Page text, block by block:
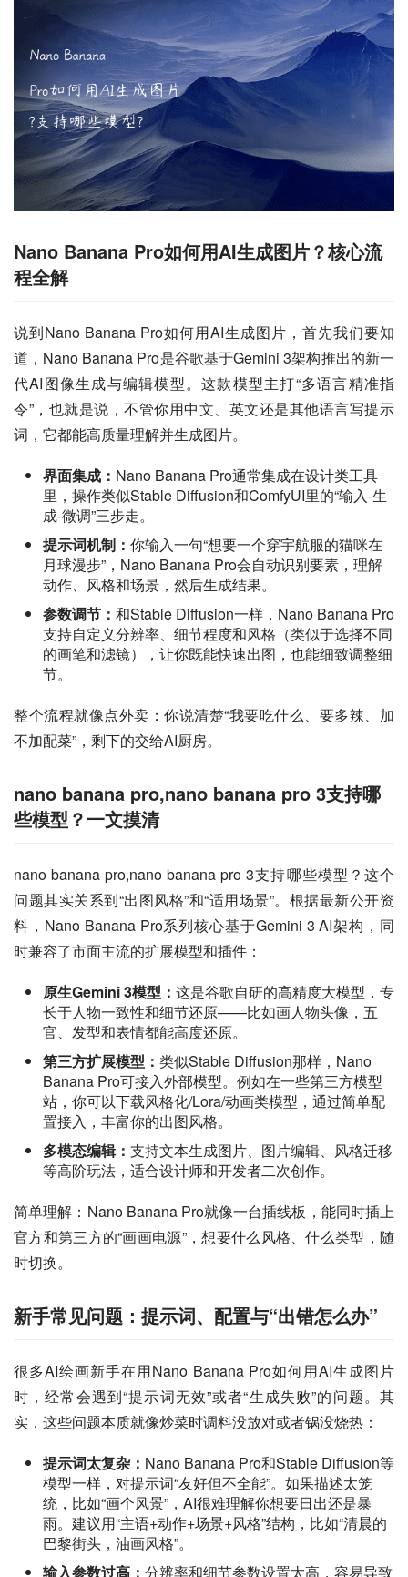
Nano Banana Pro如何用AI生成图片？核心流
程全解
说到Nano Banana Pro如何用AI生成图片，首先我们要知
道，Nano Banana Pro是谷歌基于Gemini 3架构推出的新一
代AI图像生成与编辑模型。这款模型主打“多语言精准指
令”，也就是说，不管你用中文、英文还是其他语言写提示
词，它都能高质量理解并生成图片。
界面集成： Nano Banana Pro通常集成在设计类工具
里，操作类似Stable Diffusion和ComfyUI里的“输入-生
成-微调”三步走。
提示词机制： 你输入一句“想要一个穿宇航服的猫咪在
月球漫步”，Nano Banana Pro会自动识别要素，理解
动作、风格和场景，然后生成结果。
参数调节： 和Stable Diffusion一样，Nano Banana Pro
支持自定义分辨率、细节程度和风格（类似于选择不同
的画笔和滤镜），让你既能快速出图，也能细致调整细
节。
整个流程就像点外卖：你说清楚“我要吃什么、要多辣、加
不加配菜”，剩下的交给AI厨房。
nano banana pro,nano banana pro 3支持哪
些模型？一文摸清
nano banana pro,nano banana pro 3支持哪些模型？这个
问题其实关系到“出图风格”和“适用场景”。根据最新公开资
料，Nano Banana Pro系列核心基于Gemini 3 AI架构，同
时兼容了市面主流的扩展模型和插件：
原生Gemini 3模型： 这是谷歌自研的高精度大模型，专
长于人物一致性和细节还原——比如画人物头像，五
官、发型和表情都能高度还原。
第三方扩展模型： 类似Stable Diffusion那样，Nano
Banana Pro可接入外部模型。例如在一些第三方模型
站，你可以下载风格化/Lora/动画类模型，通过简单配
置接入，丰富你的出图风格。
多模态编辑： 支持文本生成图片、图片编辑、风格迁移
等高阶玩法，适合设计师和开发者二次创作。
简单理解：Nano Banana Pro就像一台插线板，能同时插上
官方和第三方的“画画电源”，想要什么风格、什么类型，随
时切换。
新手常见问题：提示词、配置与“出错怎么办”
很多AI绘画新手在用Nano Banana Pro如何用AI生成图片
时，经常会遇到“提示词无效”或者“生成失败”的问题。其
实，这些问题本质就像炒菜时调料没放对或者锅没烧热：
提示词太复杂： Nano Banana Pro和Stable Diffusion等
模型一样，对提示词“友好但不全能”。如果描述太笼
统，比如“画个风景”，AI很难理解你想要日出还是暴
雨。建议用“主语+动作+场景+风格”结构，比如“清晨的
巴黎街头，油画风格”。
输入参数过高： 分辨率和细节参数设置太高，容易导致